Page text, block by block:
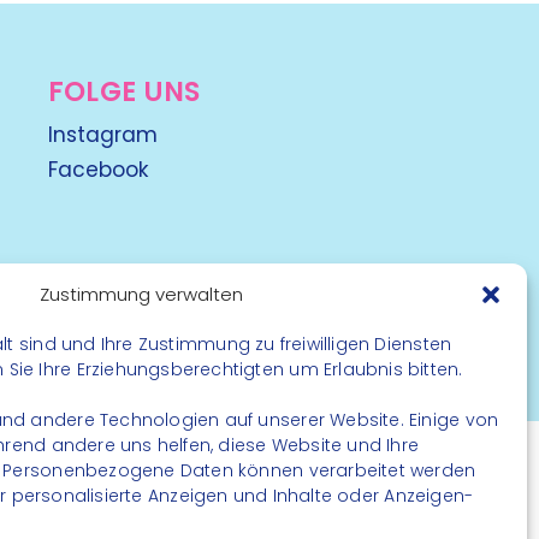
Zustimmung verwalten
sind und Ihre Zustimmung zu freiwilligen Diensten
Ihre Erziehungsberechtigten um Erlaubnis bitten.
andere Technologien auf unserer Website. Einige von
andere uns helfen, diese Website und Ihre
Daten können verarbeitet werden
personalisierte Anzeigen und Inhalte oder Anzeigen-
FOLGE UNS
Instagram
Facebook